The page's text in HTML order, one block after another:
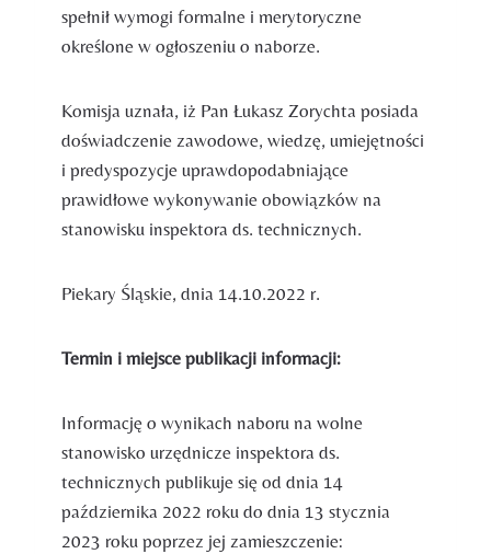
spełnił wymogi formalne i merytoryczne
określone w ogłoszeniu o naborze.
Komisja uznała, iż Pan Łukasz Zorychta posiada
doświadczenie zawodowe, wiedzę, umiejętności
i predyspozycje uprawdopodabniające
prawidłowe wykonywanie obowiązków na
stanowisku inspektora ds. technicznych.
Piekary Śląskie, dnia 14.10.2022 r.
Termin i miejsce publikacji informacji:
Informację o wynikach naboru na wolne
stanowisko urzędnicze inspektora ds.
technicznych publikuje się od dnia 14
października 2022 roku do dnia 13 stycznia
2023 roku poprzez jej zamieszczenie: